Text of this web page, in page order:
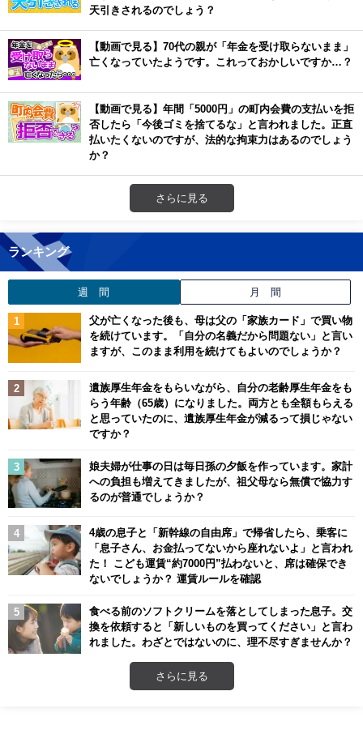
天引きされるのでしょう？
【動画で見る】70代の親が「年金を受け取らないまま」
亡くなっていたようです。これっておかしいですか…？
【動画で見る】年間「5000円」の町内会費の支払いを拒
否したら「今後ゴミを捨てるな」と言われました。正直
払いたくないのですが、法的な拘束力はあるのでしょう
か？
さらに見る
ランキング
週 間 月 間
父が亡くなった後も、母は父の「家族カード」で買い物
を続けています。「自分の名義だから問題ない」と言い
ますが、このまま利用を続けてもよいのでしょうか？
遺族厚生年金をもらいながら、自分の老齢厚生年金をも
らう年齢（65歳）になりました。両方とも全額もらえる
と思っていたのに、遺族厚生年金が減るって損じゃない
ですか？
娘夫婦が仕事の日は毎日孫の夕飯を作っています。家計
への負担も増えてきましたが、祖父母なら無償で協力す
るのが普通でしょうか？
4歳の息子と「新幹線の自由席」で帰省したら、乗客に
「息子さん、お金払ってないから座れないよ」と言われ
た！ こども運賃“約7000円”払わないと、席は確保でき
ないでしょうか？ 運賃ルールを確認
食べる前のソフトクリームを落としてしまった息子。交
換を依頼すると「新しいものを買ってください」と言わ
れました。わざとではないのに、理不尽すぎませんか？
さらに見る